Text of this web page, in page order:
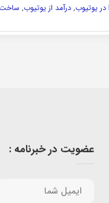
در یوتیوب,درآمد از یوتیوب, ساخت
عضویت در خبرنامه :